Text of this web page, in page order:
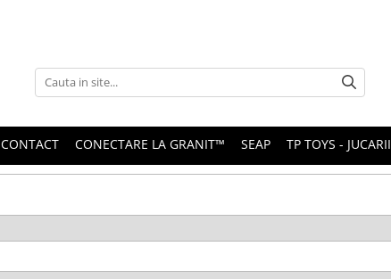
CONTACT CONECTARE LA GRANIT™ SEAP TP TOYS - JUCARII